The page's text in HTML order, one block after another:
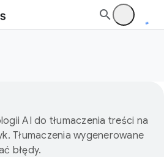
AI do tłumaczenia treści na
Tłumaczenia wygenerowane
błędy.